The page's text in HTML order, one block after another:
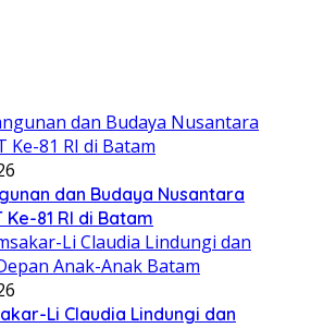
dan Budaya Nusantara
Ke-81 RI di Batam
Li Claudia Lindungi dan